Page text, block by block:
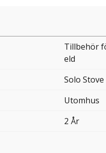
Tillbehör
eld
Solo Stove
Utomhus
2 År